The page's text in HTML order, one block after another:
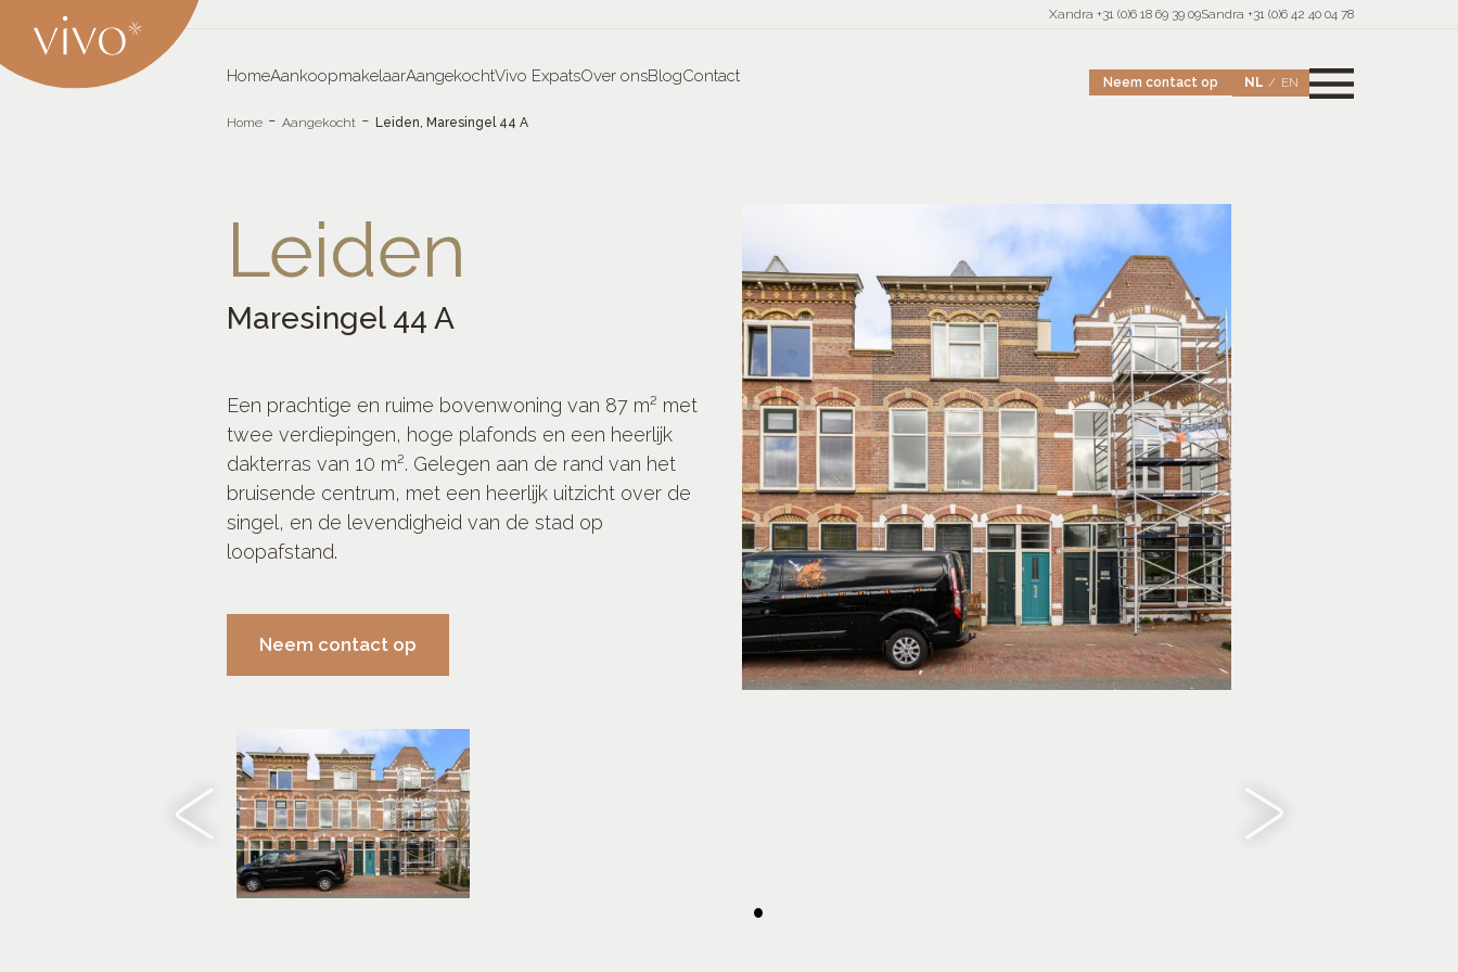
content
Xandra +31 (0)6 18 69 39 09Sandra +31 (0)6 42 40 04 78
HomeAankoopmakelaarAangekochtVivo ExpatsOver onsBlogContact Neem contact op NL EN
Home - Aangekocht - Leiden, Maresingel 44 A
Leiden
Maresingel 44 A
Een prachtige en ruime bovenwoning van 87 m² met
twee verdiepingen, hoge plafonds en een heerlijk
dakterras van 10 m². Gelegen aan de rand van het
bruisende centrum, met een heerlijk uitzicht over de
singel, en de levendigheid van de stad op
loopafstand.
Neem contact op